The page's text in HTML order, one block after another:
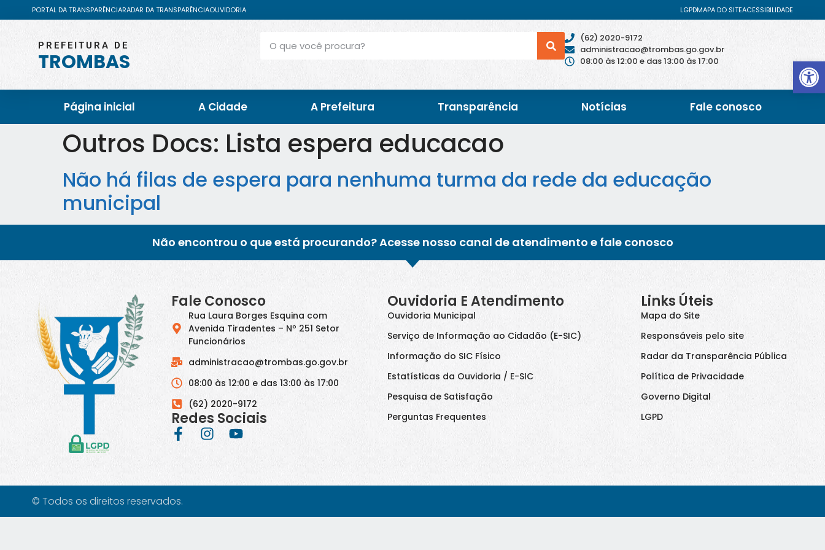
PORTAL DA TRANSPARÊNCIARADAR DA TRANSPARÊNCIAOUVIDORIA LGPDMAPA DO SITEACESSIBILIDADE
PREFEITURA DE
TROMBAS
(62) 2020-9172
administracao@trombas.go.gov.br
08:00 às 12:00 e das 13:00 às 17:00
Página inicial A Cidade A Prefeitura Transparência Notícias Fale conosco
Outros Docs: Lista espera educacao
Não há filas de espera para nenhuma turma da rede da educação
municipal
Não encontrou o que está procurando? Acesse nosso canal de atendimento e fale conosco
Fale Conosco
Rua Laura Borges Esquina com
Avenida Tiradentes – Nº 251 Setor
Funcionários
administracao@trombas.go.gov.br
08:00 às 12:00 e das 13:00 às 17:00
(62) 2020-9172
Redes Sociais
Ouvidoria E Atendimento
Ouvidoria Municipal
Serviço de Informação ao Cidadão (E-SIC)
Informação do SIC Físico
Estatísticas da Ouvidoria / E-SIC
Pesquisa de Satisfação
Perguntas Frequentes
Links Úteis
Mapa do Site
Responsáveis pelo site
Radar da Transparência Pública
Política de Privacidade
Governo Digital
LGPD
© Todos os direitos reservados.
Abrir